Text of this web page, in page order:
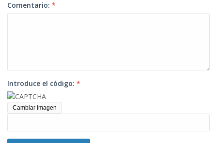
Comentario: *
Introduce el código: *
Cambiar imagen